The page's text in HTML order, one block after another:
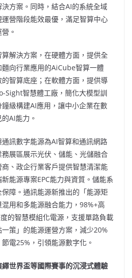
方案。同時，結合AI的系統全域
營階段能效最優，滿足智算中心
。
解決方案，在硬體方面，提供全
向行業應用的AiCube智算一體
智算底座；在軟體方面，提供導
Sight智慧體工廠，簡化大模型訓
級構建AI應用，讓中小企業在數
AI能力。
訊數字能源為AI智算和通訊網路
展區展示光伏、儲能、光儲融合
、政企行業客戶提供智慧清潔能
能源專案EPC能力與資質。儲能系
障。通訊能源新推出的「能源矩
用和多能源融合能力，98%+高
的智慧模組化電源，支援單路負載
策」的能源運營方案，減少20%
電25%，引領能源數字化。
世界盃等國際賽事的沉浸式體驗